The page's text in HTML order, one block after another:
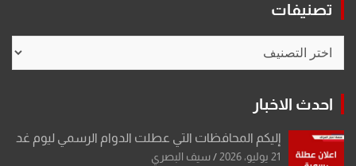
تصنيفات
احدث الاخبار
إليكم المحافظات التي عطلت الدوام الرسمي ليوم غد
21 يوليو، 2026 سيف البصري